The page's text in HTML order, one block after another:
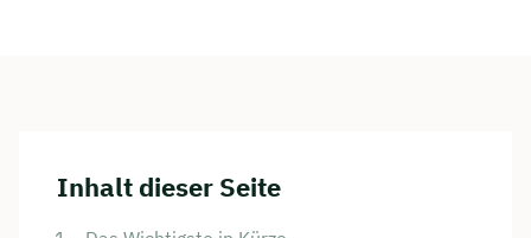
Inhalt dieser Seite